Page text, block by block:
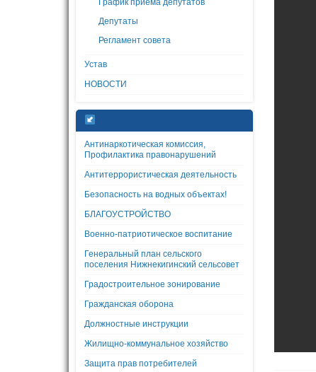
График приема депутатов
Депутаты
Регламент совета
Устав
НОВОСТИ
Антинаркотическая комиссия,
Профилактика правонарушений
Антитеррористическая деятельность
Безопасность на водных объектах!
БЛАГОУСТРОЙСТВО
Военно-патриотическое воспитание
Генеральный план сельского
поселения Нижнекигинский сельсовет
Градостроительное зонирование
Гражданская оборона
Должностные инструкции
Жилищно-коммунальное хозяйство
Защита прав потребителей